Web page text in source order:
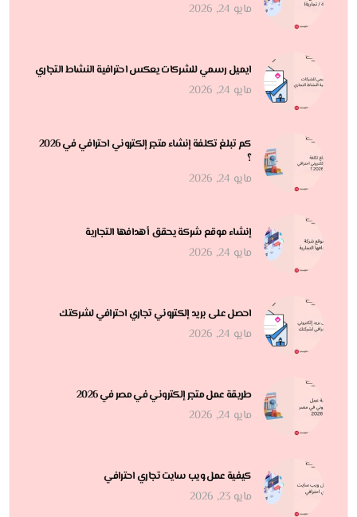
مايو 24, 2026
ايميل رسمي للشركات يعكس احترافية النشاط التجاري
مايو 24, 2026
كم تبلغ تكلفة إنشاء متجر إلكتروني احترافي في 2026
؟
مايو 24, 2026
إنشاء موقع شركة يحقق أهدافها التجارية
مايو 24, 2026
احصل على بريد إلكتروني تجاري احترافي لشركتك
مايو 24, 2026
طريقة عمل متجر إلكتروني في مصر في 2026
مايو 24, 2026
كيفية عمل ويب سايت تجاري احترافي
مايو 23, 2026